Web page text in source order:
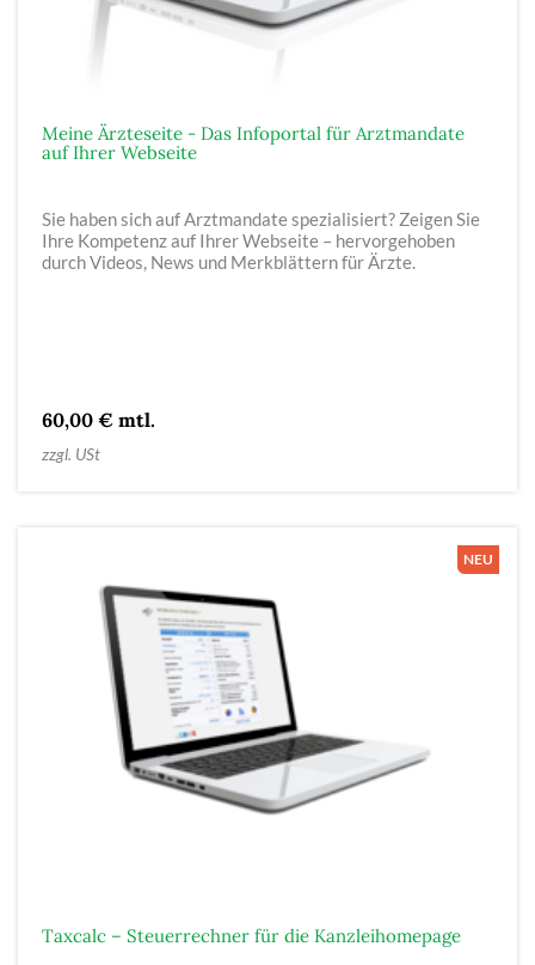
Meine Ärzteseite - Das Infoportal für Arztmandate
auf Ihrer Webseite
Sie haben sich auf Arztmandate spezialisiert? Zeigen Sie
Ihre Kompetenz auf Ihrer Webseite – hervorgehoben
durch Videos, News und Merkblättern für Ärzte.
60,00 € mtl.
zzgl. USt
Taxcalc – Steuerrechner für die Kanzleihomepage